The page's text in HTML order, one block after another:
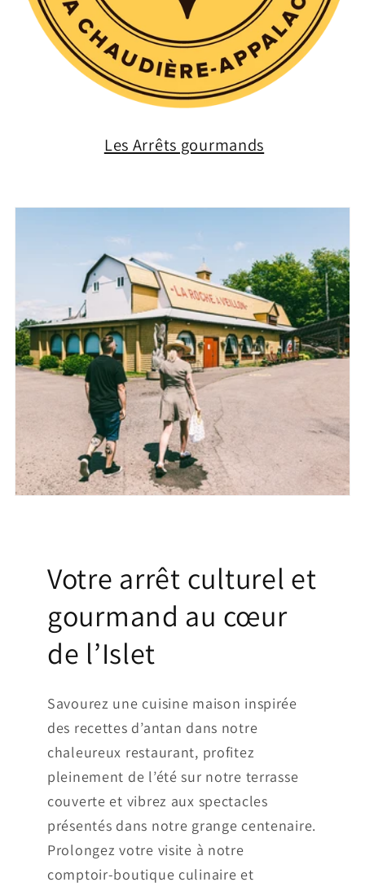
Les Arrêts gourmands
Votre arrêt culturel et
gourmand au cœur
de l’Islet
Savourez une cuisine maison inspirée
des recettes d’antan dans notre
chaleureux restaurant, profitez
pleinement de l’été sur notre terrasse
couverte et vibrez aux spectacles
présentés dans notre grange centenaire.
Prolongez votre visite à notre
comptoir‑boutique culinaire et